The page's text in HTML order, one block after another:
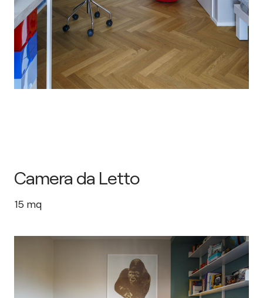
Camera da Letto
15 mq